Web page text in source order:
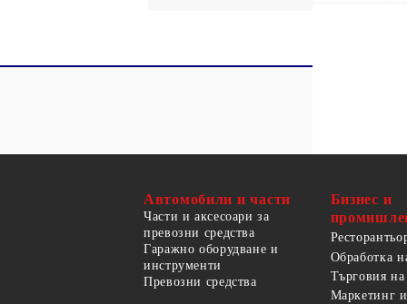
Автомобили и части
Части и аксесоари за
превозни средства
Гаражно оборудване и
инструменти
Превозни средства
Бизнес и
Обработка
Търговия
Маркетинг